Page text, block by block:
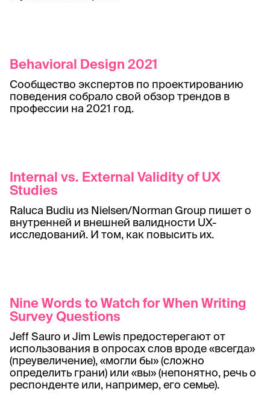
Behavioral Design 2021
Сообщество экспертов по проектированию
поведения собрало свой обзор трендов в
профессии на 2021 год.
Internal vs. External Validity of UX
Studies
Raluca Budiu из Nielsen/Norman Group пишет о
внутренней и внешней валидности UX-
исследований. И том, как повысить их.
Nine Words to Watch for When Writing
Survey Questions
Jeff Sauro и Jim Lewis предостерегают от
использования в опросах слов вроде «всегда»
(преувеличение), «могли бы» (сложно
определить грани) или «вы» (непонятно, речь о
респонденте или, например, его семье).